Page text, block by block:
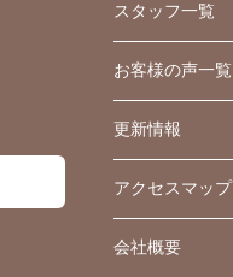
スタッフ一覧
お客様の声一覧
更新情報
アクセスマップ
会社概要